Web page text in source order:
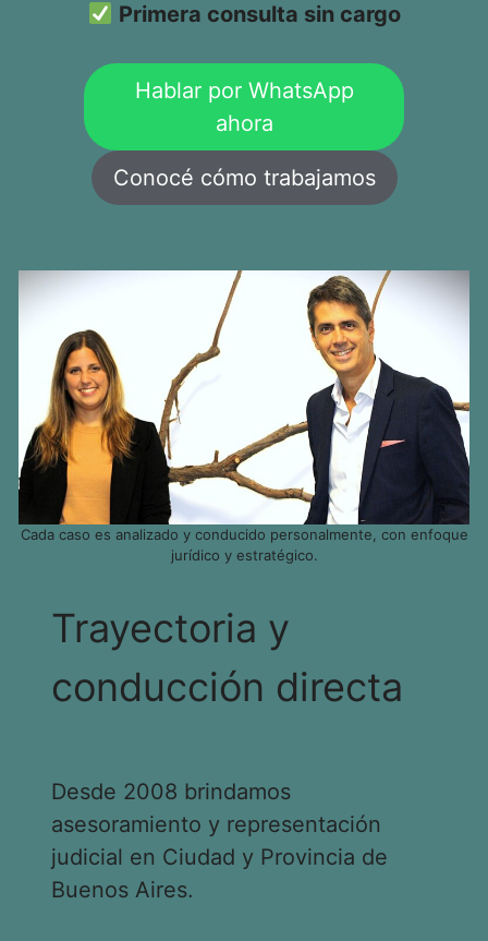
Primera consulta sin cargo
Hablar por WhatsApp
ahora
Conocé cómo trabajamos
Cada caso es analizado y conducido personalmente, con enfoque
jurídico y estratégico.
Trayectoria y
conducción directa
Desde 2008 brindamos
asesoramiento y representación
judicial en Ciudad y Provincia de
Buenos Aires.